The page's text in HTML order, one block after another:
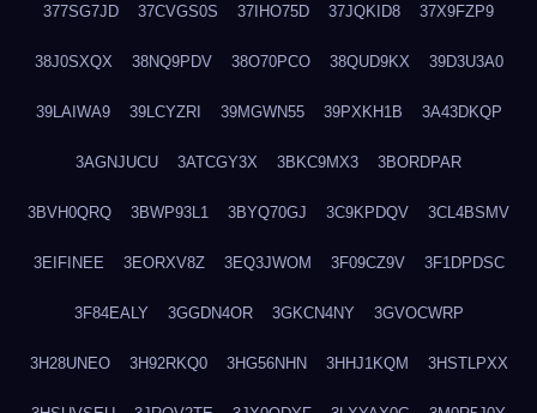
377SG7JD 37CVGS0S 37IHO75D 37JQKID8 37X9FZP9
38J0SXQX 38NQ9PDV 38O70PCO 38QUD9KX 39D3U3A0
39LAIWA9 39LCYZRI 39MGWN55 39PXKH1B 3A43DKQP
3AGNJUCU 3ATCGY3X 3BKC9MX3 3BORDPAR
3BVH0QRQ 3BWP93L1 3BYQ70GJ 3C9KPDQV 3CL4BSMV
3EIFINEE 3EORXV8Z 3EQ3JWOM 3F09CZ9V 3F1DPDSC
3F84EALY 3GGDN4OR 3GKCN4NY 3GVOCWRP
3H28UNEO 3H92RKQ0 3HG56NHN 3HHJ1KQM 3HSTLPXX